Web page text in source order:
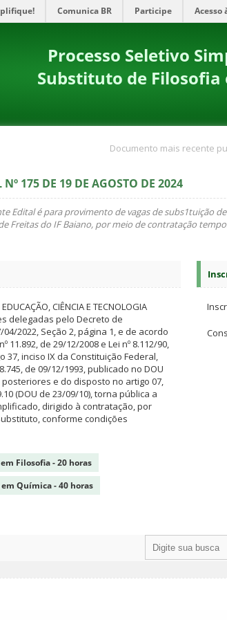
Comunica BR Participe Acesso
Processo Seletivo
Substituto de Filosofia
Documento mais recente
Nº 175 DE 19 DE AGOSTO DE 2024
Edital é para provimento de vagas de subs1tuição
Freitas do IF Baiano, por meio de contratação
CIÊNCIA E TECNOLOGIA
delegadas pelo Decreto de
2022, Seção 2, página 1, e de acordo
de 29/12/2008 e Lei nº 8.112/90,
inciso IX da Constituição Federal,
de 09/12/1993, publicado no DOU
e do disposto no artigo 07,
(DOU de 23/09/10), torna pública a
dirigido à contratação, por
conforme condições
Filosofia - 20 horas
Química - 40 horas